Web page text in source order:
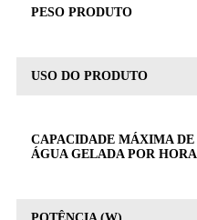
PESO PRODUTO
USO DO PRODUTO
CAPACIDADE MÁXIMA DE
ÁGUA GELADA POR HORA